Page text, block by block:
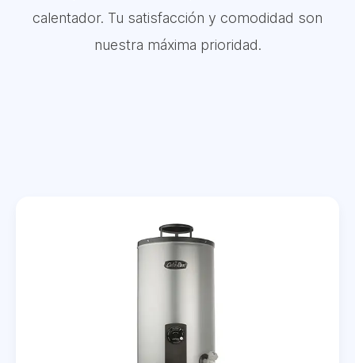
calentador. Tu satisfacción y comodidad son
nuestra máxima prioridad.